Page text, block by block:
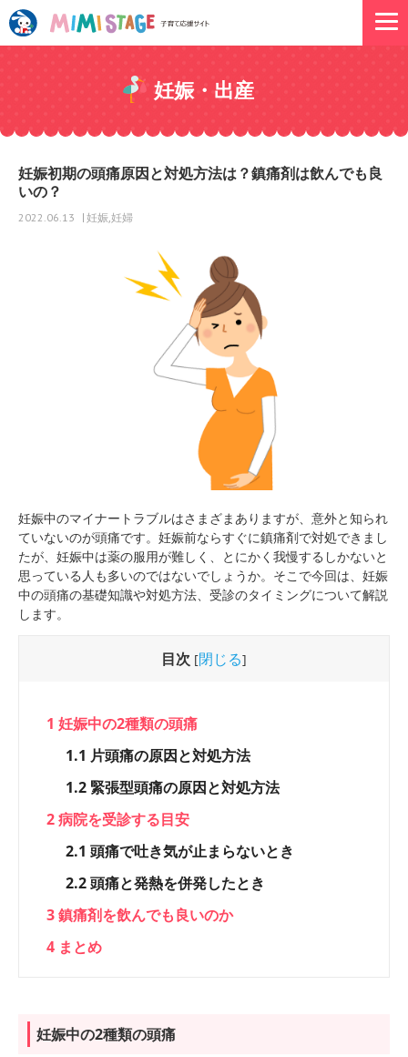
妊娠・出産
妊娠初期の頭痛原因と対処方法は？鎮痛剤は飲んでも良
いの？
2022.06.13 妊娠妊婦
妊娠中のマイナートラブルはさまざまありますが、意外と知られ
ていないのが頭痛です。妊娠前ならすぐに鎮痛剤で対処できまし
たが、妊娠中は薬の服用が難しく、とにかく我慢するしかないと
思っている人も多いのではないでしょうか。そこで今回は、妊娠
中の頭痛の基礎知識や対処方法、受診のタイミングについて解説
します。
目次 [閉じる]
1 妊娠中の2種類の頭痛
1.1 片頭痛の原因と対処方法
1.2 緊張型頭痛の原因と対処方法
2病院を受診する目安
2.1 頭痛で吐き気が止まらないとき
2.2頭痛と発熱を併発したとき
3鎮痛剤を飲んでも良いのか
4 まとめ
妊娠中の2種類の頭痛